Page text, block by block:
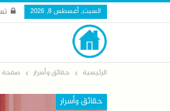
السبت, أغسطس 8, 2026
الرئيسية حقائق وأسرار صفحة 2
حقائق وأسرار